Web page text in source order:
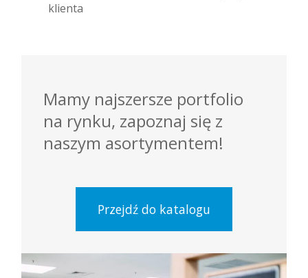
klienta
Mamy najszersze portfolio
na rynku, zapoznaj się z
naszym asortymentem!
Przejdź do katalogu